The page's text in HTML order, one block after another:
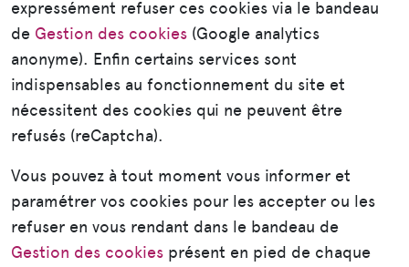
expressément refuser ces cookies via le bandeau
de Gestion des cookies (Google analytics
anonyme). Enfin certains services sont
indispensables au fonctionnement du site et
nécessitent des cookies qui ne peuvent être
refusés (reCaptcha).
Vous pouvez à tout moment vous informer et
paramétrer vos cookies pour les accepter ou les
refuser en vous rendant dans le bandeau de
Gestion des cookies présent en pied de chaque